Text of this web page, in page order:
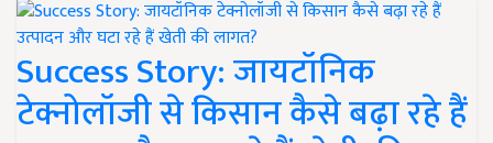
Success Story: जायटॉनिक
टेक्नोलॉजी से किसान कैसे बढ़ा रहे हैं